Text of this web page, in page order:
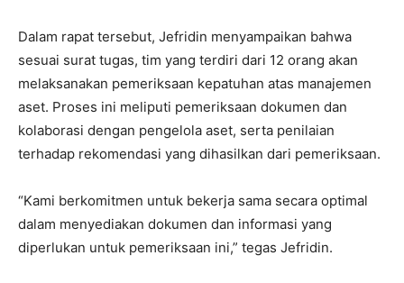
Dalam rapat tersebut, Jefridin menyampaikan bahwa
sesuai surat tugas, tim yang terdiri dari 12 orang akan
melaksanakan pemeriksaan kepatuhan atas manajemen
aset. Proses ini meliputi pemeriksaan dokumen dan
kolaborasi dengan pengelola aset, serta penilaian
terhadap rekomendasi yang dihasilkan dari pemeriksaan.
“Kami berkomitmen untuk bekerja sama secara optimal
dalam menyediakan dokumen dan informasi yang
diperlukan untuk pemeriksaan ini,” tegas Jefridin.